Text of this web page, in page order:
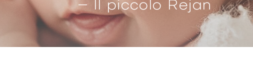
– Il piccolo Rejan